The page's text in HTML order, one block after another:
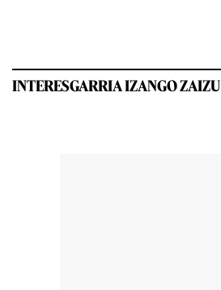
INTERESGARRIA IZANGO ZAIZU